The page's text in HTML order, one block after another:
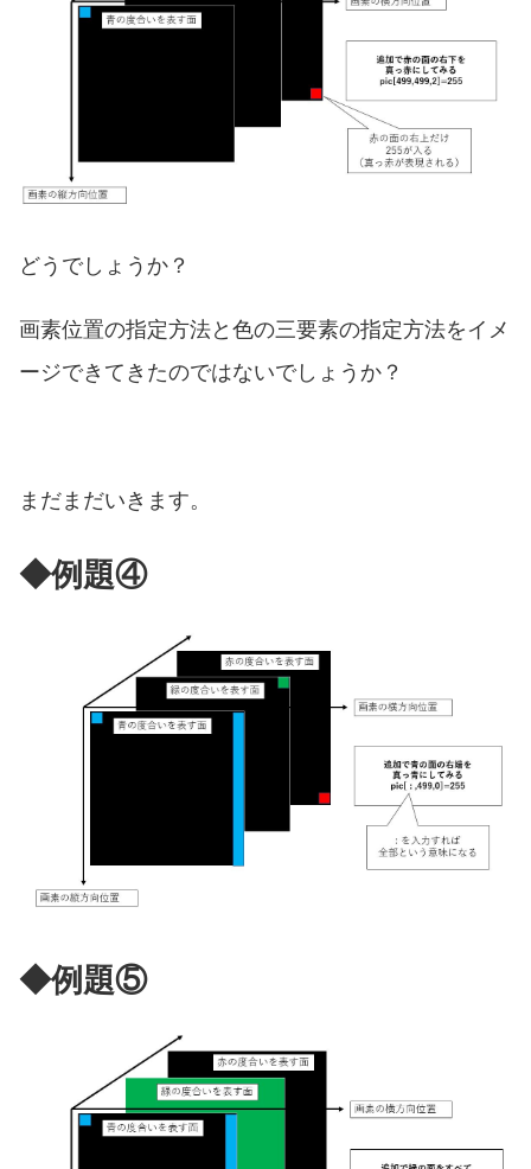
どうでしょうか？
画素位置の指定方法と色の三要素の指定方法をイメ
ージできてきたのではないでしょうか？
まだまだいきます。
◆例題④
◆例題⑤